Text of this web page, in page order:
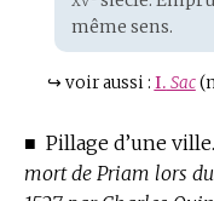
:même sens.
↪ voir aussi : I. Sac
■ Pillage d’une ville.
mort de Priam lors